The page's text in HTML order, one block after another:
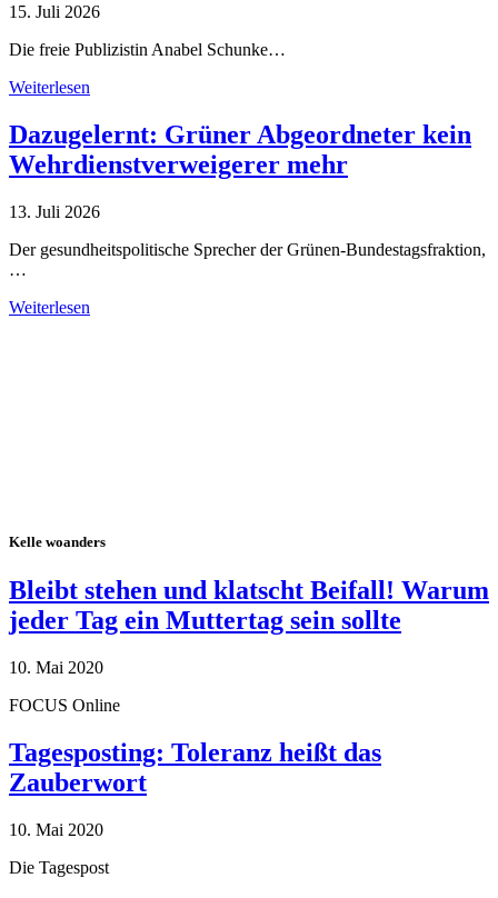
15. Juli 2026
Die freie Publizistin Anabel Schunke…
Weiterlesen
Dazugelernt: Grüner Abgeordneter kein
Wehrdienstverweigerer mehr
13. Juli 2026
Der gesundheitspolitische Sprecher der Grünen-Bundestagsfraktion,
…
Weiterlesen
Kelle woanders
Bleibt stehen und klatscht Beifall! Warum
jeder Tag ein Muttertag sein sollte
10. Mai 2020
FOCUS Online
Tagesposting: Toleranz heißt das
Zauberwort
10. Mai 2020
Die Tagespost